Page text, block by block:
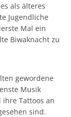
als älteres
Jugendliche
Mal ein
Biwaknacht zu
gewordene
Musik
Tattoos an
sind.